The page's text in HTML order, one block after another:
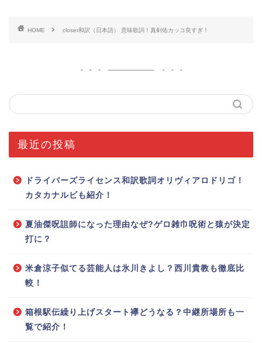
HOME closer和訳（日本語） 意味歌詞！真剣佑カッコ良すぎ！
最近の投稿
ドライバーズライセンス和訳歌詞オリヴィアロドリゴ！
カタカナルビも紹介！
夏油傑呪詛師になった理由なぜ?ゲロ雑巾呪術と猿が決定
打に？
米倉涼子似てる芸能人は氷川きよし？西川貴教も徹底比
較！
箱根駅伝繰り上げスタート襷どうなる？中継所場所も一
覧で紹介！